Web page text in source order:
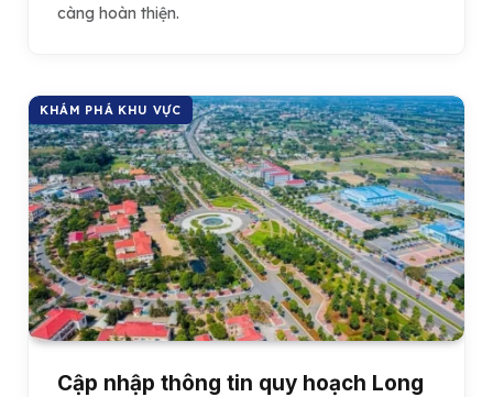
càng hoàn thiện.
KHÁM PHÁ KHU VỰC
Cập nhập thông tin quy hoạch Long